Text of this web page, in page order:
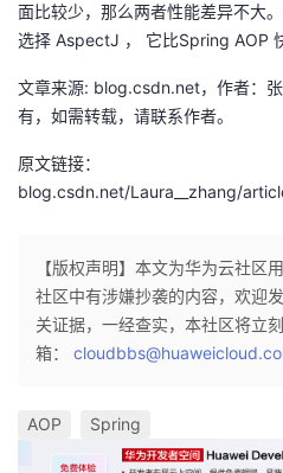
⾯比较少，那么两者性能差异不⼤
选择 AspectJ ， 它⽐Spring AOP
文章来源: blog.csdn.net，作者：
有，如需转载，请联系作者。
原文链接：
blog.csdn.net/Laura__zhang/
【版权声明】本文为华为云社区
社区中有涉嫌抄袭的内容，欢迎
关证据，一经查实，本社区将立
箱：
AOP Spring